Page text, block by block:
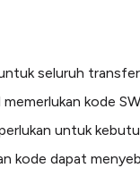
seluruh
kode
untuk
kode dapat